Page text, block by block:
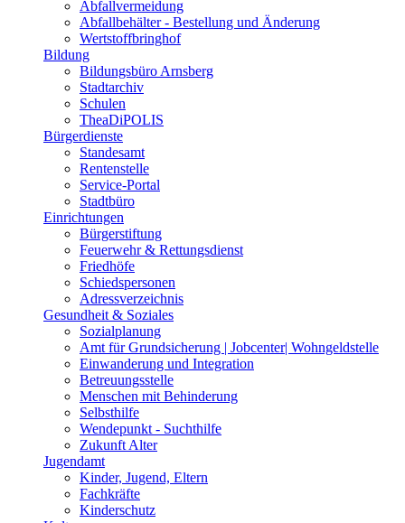
Abfallvermeidung
Abfallbehälter - Bestellung und Änderung
Wertstoffbringhof
Bildung
Bildungsbüro Arnsberg
Stadtarchiv
Schulen
TheaDiPOLIS
Bürgerdienste
Standesamt
Rentenstelle
Service-Portal
Stadtbüro
Einrichtungen
Bürgerstiftung
Feuerwehr & Rettungsdienst
Friedhöfe
Schiedspersonen
Adressverzeichnis
Gesundheit & Soziales
Sozialplanung
Amt für Grundsicherung | Jobcenter| Wohngeldstelle
Einwanderung und Integration
Betreuungsstelle
Menschen mit Behinderung
Selbsthilfe
Wendepunkt - Suchthilfe
Zukunft Alter
Jugendamt
Kinder, Jugend, Eltern
Fachkräfte
Kinderschutz